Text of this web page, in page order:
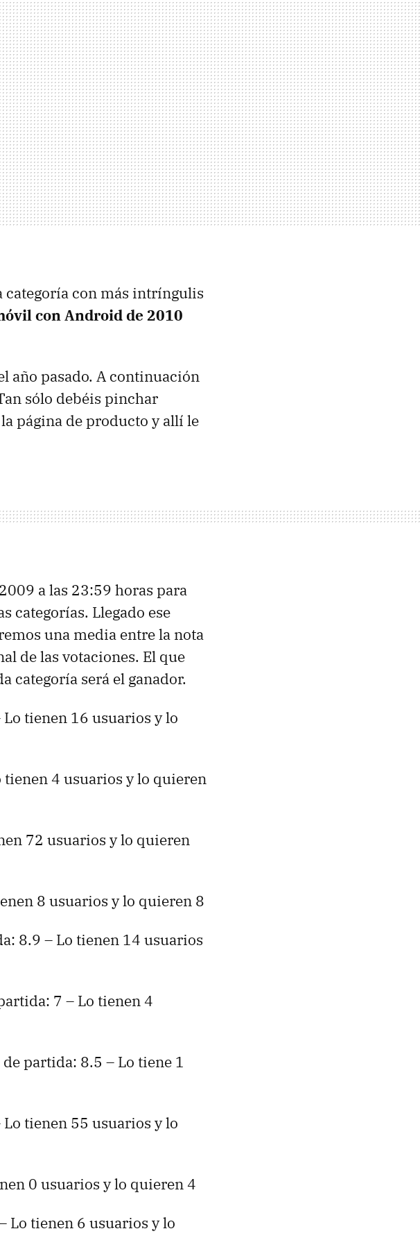
categoría con más intríngulis
con Android de 2010
año pasado. A continuación
sólo debéis pinchar
página de producto y allí le
a las 23:59 horas para
categorías. Llegado ese
una media entre la nota
de las votaciones. El que
categoría será el ganador.
tienen 16 usuarios y lo
4 usuarios y lo quieren
72 usuarios y lo quieren
8 usuarios y lo quieren 8
8.9 – Lo tienen 14 usuarios
7 – Lo tienen 4
de partida: 8.5 – Lo tiene 1
tienen 55 usuarios y lo
0 usuarios y lo quieren 4
Lo tienen 6 usuarios y lo